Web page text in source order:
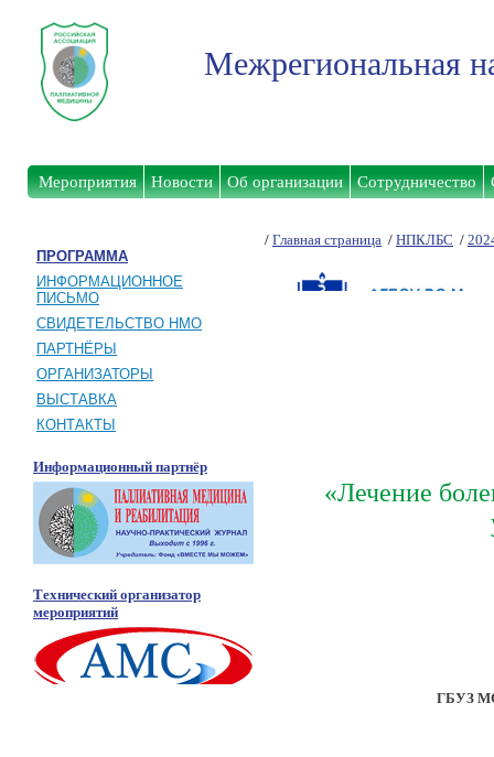
Межрегиональная
Мероприятия Новости Об организации Сотрудничество
ПРОГРАММА
ИНФОРМАЦИОННОЕ
ПИСЬМО
СВИДЕТЕЛЬСТВО НМО
ПАРТНЁРЫ
ОРГАНИЗАТОРЫ
ВЫСТАВКА
КОНТАКТЫ
Информационный партнёр
Технический организатор
мероприятий
/ Главная страница / НПКЛБС /
«Лечение
ГБУЗ МО